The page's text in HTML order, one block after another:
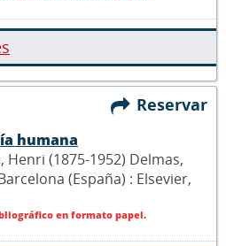
Reservar
humana
Henri (1875-1952) Delmas,
(España) : Elsevier,
en formato papel.